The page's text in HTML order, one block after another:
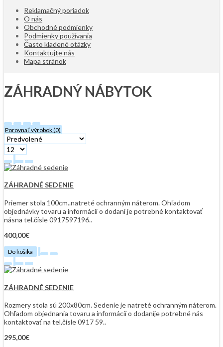
Reklamačný poriadok
O nás
Obchodné podmienky
Podmienky používania
Často kladené otázky
Kontaktujte nás
Mapa stránok
ZÁHRADNÝ NÁBYTOK
Porovnať výrobok (0)
ZÁHRADNÉ SEDENIE
Priemer stola 100cm..natreté ochranným náterom. Ohľadom
objednávky tovaru a informácií o dodaní je potrebné kontaktovať
násna tel.čísle 0917597196..
400,00€
Do košíka
ZÁHRADNÉ SEDENIE
Rozmery stola sú 200x80cm. Sedenie je natreté ochranným náterom.
Ohľadom objednania tovaru a informácií o dodaníje potrebné nás
kontaktovať na tel,čísle 0917 59..
295,00€